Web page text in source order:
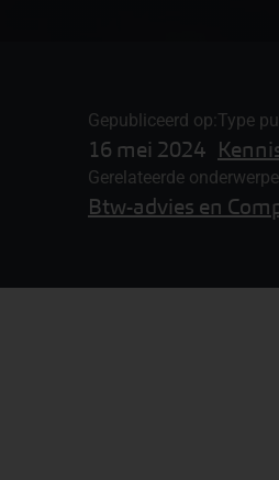
Gepubliceerd op:
16 mei 2024
Type
Gerelateerde
Btw-advies en